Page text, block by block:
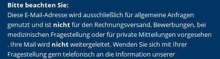
Bitte beachten Sie:
Diese E-Mail-Adresse wird ausschließlich für allgemeine Anfragen
genutzt und ist nichtfür den Rechnungsversand, Bewerbungen, bei
medizinischen Fragestellung oder für private Mitteilungen vorgesehen
. Ihre Mail wird nichtweitergeleitet. Wenden Sie sich mit Ihrer
Fragestellung gern telefonisch an die Information unserer